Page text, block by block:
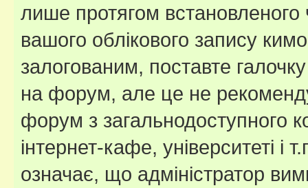
лише протягом встановленого
вашого облікового запису
залогованим, поставте
на форум, але це не
форум з загальнодоступного
інтернет-кафе, університеті і
означає, що адміністратор